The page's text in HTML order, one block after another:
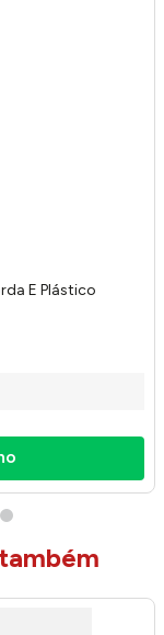
E Plástico